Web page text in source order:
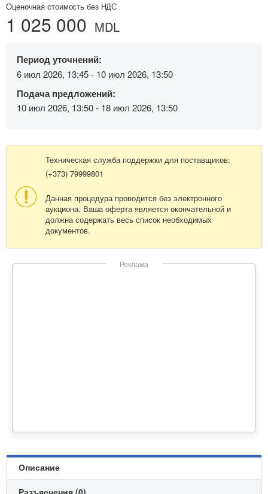
Оценочная стоимость без НДС
1 025 000 MDL
Период уточнений:
6 июл 2026, 13:45 - 10 июл 2026, 13:50
Подача предложений:
10 июл 2026, 13:50 - 18 июл 2026, 13:50
Техническая служба поддержки для поставщиков:
(+373) 79999801
Данная процедура проводится без электронного
аукциона. Ваша оферта является окончательной и
должна содержать весь список необходимых
документов.
Реклама
Описание